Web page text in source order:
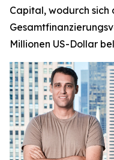
Capital, wodurch sich
Millionen US-Dollar